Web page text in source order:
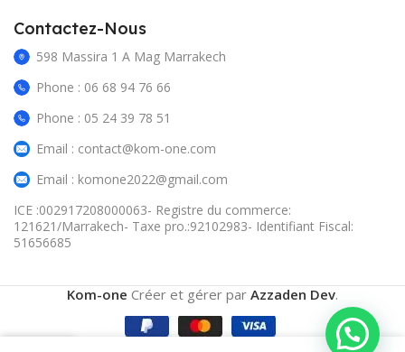
Contactez-Nous
598 Massira 1 A Mag Marrakech
Phone : 06 68 94 76 66
Phone : 05 24 39 78 51
Email : contact@kom-one.com
Email : komone2022@gmail.com
ICE :002917208000063- Registre du commerce:
121621/Marrakech- Taxe pro.:92102983- Identifiant Fiscal:
51656685
Kom-one Créer et gérer par Azzaden Dev.